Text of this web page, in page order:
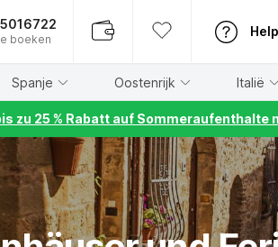
boeken
Help
Spanje Oostenrijk Italië
zu 25 % Rabatt auf Sommeraufenthalte